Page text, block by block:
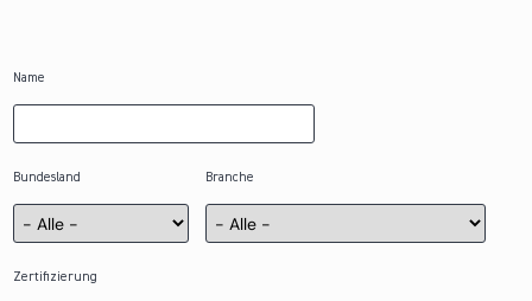
Name
Bundesland Branche
Zertifizierung